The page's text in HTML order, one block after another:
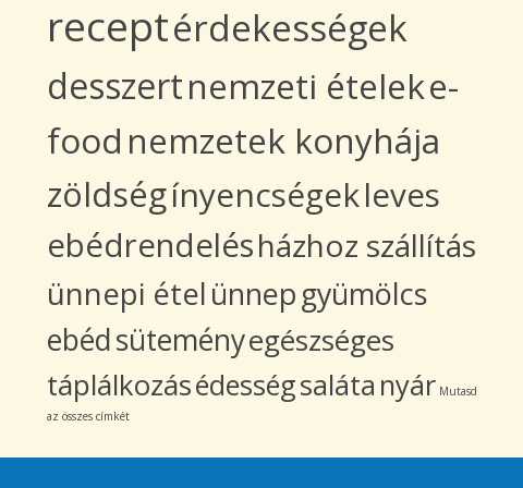
receptérdekességek
desszertnemzeti ételeke-
food nemzetek konyhája
zöldségínyencségekleves
ebédrendelésházhoz szállítás
ünnepi ételünnepgyümölcs
ebédsüteményegészséges
táplálkozásédességsaláta nyár Mutasd
az összes címkét